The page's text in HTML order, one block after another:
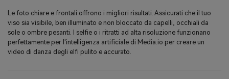
Le foto chiare e frontali offrono i migliori risultati. Assicurati che il tuo
viso sia visibile, ben illuminato e non bloccato da capelli, occhiali da
sole o ombre pesanti. I selfie o i ritratti ad alta risoluzione funzionano
perfettamente per l'intelligenza artificiale di Media.io per creare un
video di danza degli elfi pulito e accurato.